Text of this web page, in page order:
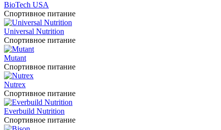
BioTech USA
Спортивное питание
Universal Nutrition
Спортивное питание
Mutant
Спортивное питание
Nutrex
Спортивное питание
Everbuild Nutrition
Спортивное питание